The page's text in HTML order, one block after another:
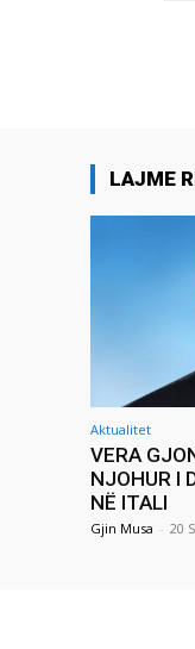
LAJME
Aktualitet
VERA
NJOHUR I
NË ITALI
Gjin Musa - 20